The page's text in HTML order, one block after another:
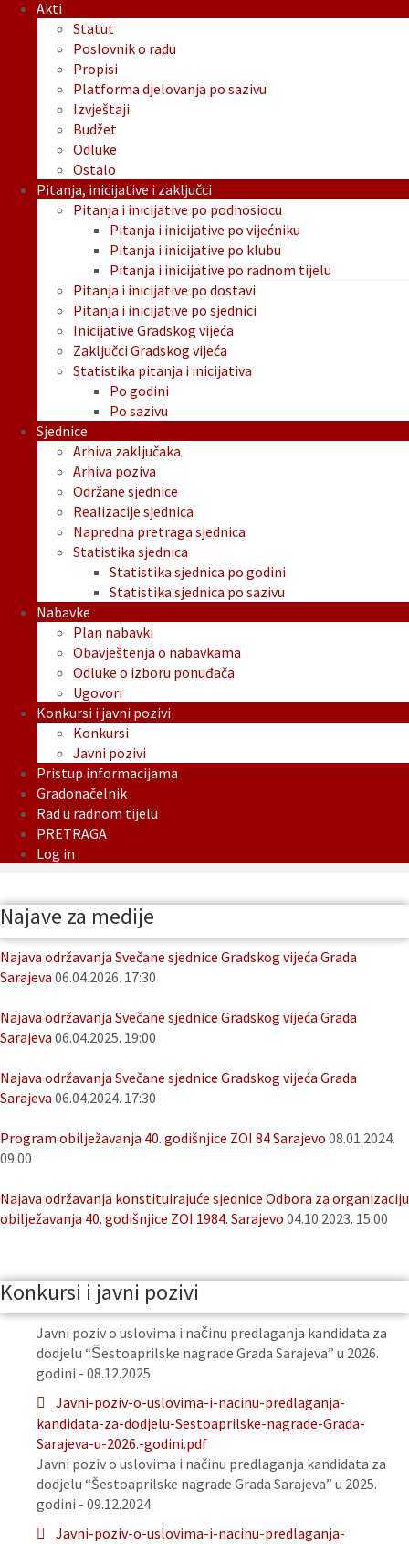
Akti
Statut
Poslovnik o radu
Propisi
Platforma djelovanja po sazivu
Izvještaji
Budžet
Odluke
Ostalo
Pitanja, inicijative i zaključci
Pitanja i inicijative po podnosiocu
Pitanja i inicijative po vijećniku
Pitanja i inicijative po klubu
Pitanja i inicijative po radnom tijelu
Pitanja i inicijative po dostavi
Pitanja i inicijative po sjednici
Inicijative Gradskog vijeća
Zaključci Gradskog vijeća
Statistika pitanja i inicijativa
Po godini
Po sazivu
Sjednice
Arhiva zaključaka
Arhiva poziva
Održane sjednice
Realizacije sjednica
Napredna pretraga sjednica
Statistika sjednica
Statistika sjednica po godini
Statistika sjednica po sazivu
Nabavke
Plan nabavki
Obavještenja o nabavkama
Odluke o izboru ponuđača
Ugovori
Konkursi i javni pozivi
Konkursi
Javni pozivi
Pristup informacijama
Gradonačelnik
Rad u radnom tijelu
PRETRAGA
Log in
Najave za medije
Najava održavanja Svečane sjednice Gradskog vijeća Grada
Sarajeva 06.04.2026. 17:30
Najava održavanja Svečane sjednice Gradskog vijeća Grada
Sarajeva 06.04.2025. 19:00
Najava održavanja Svečane sjednice Gradskog vijeća Grada
Sarajeva 06.04.2024. 17:30
Program obilježavanja 40. godišnjice ZOI 84 Sarajevo 08.01.2024.
09:00
Najava održavanja konstituirajuće sjednice Odbora za organizaciju
obilježavanja 40. godišnjice ZOI 1984. Sarajevo 04.10.2023. 15:00
Konkursi i javni pozivi
Javni poziv o uslovima i načinu predlaganja kandidata za
dodjelu “Šestoaprilske nagrade Grada Sarajeva” u 2026.
godini - 08.12.2025.
Javni-poziv-o-uslovima-i-nacinu-predlaganja-
kandidata-za-dodjelu-Sestoaprilske-nagrade-Grada-
Sarajeva-u-2026.-godini.pdf
Javni poziv o uslovima i načinu predlaganja kandidata za
dodjelu “Šestoaprilske nagrade Grada Sarajeva” u 2025.
godini - 09.12.2024.
Javni-poziv-o-uslovima-i-nacinu-predlaganja-